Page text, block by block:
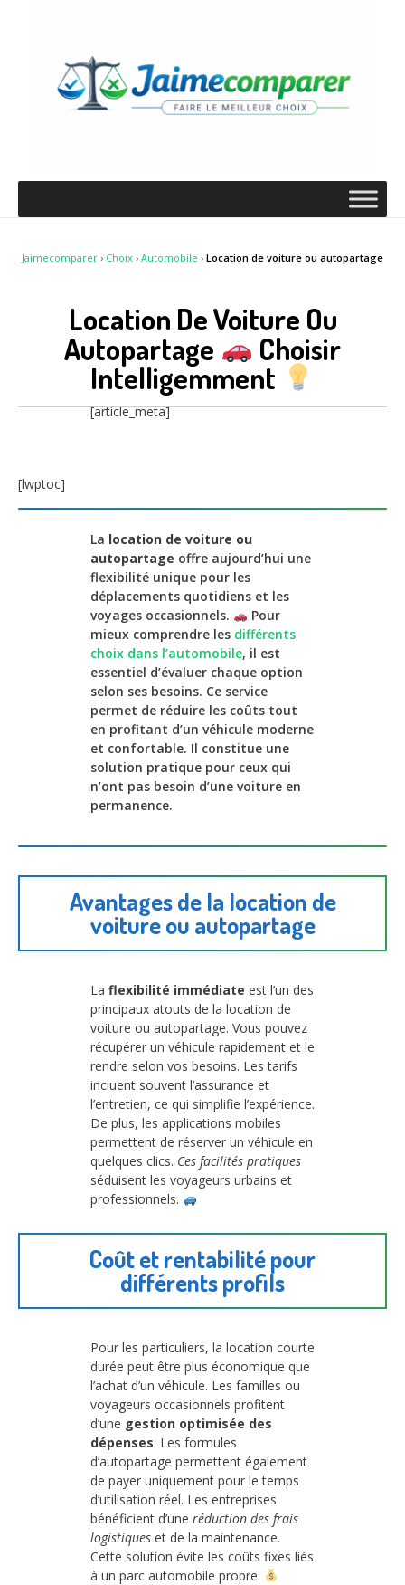
Jaimecomparer › Choix › Automobile › Location de voiture ou autopartage
Location De Voiture Ou
Autopartage
Choisir
Intelligemment
[article_meta]
[lwptoc]
La location de voiture ou
autopartage offre aujourd’hui une
flexibilité unique pour les
déplacements quotidiens et les
voyages occasionnels.
Pour
mieux comprendre les différents
choix dans l’automobile, il est
essentiel d’évaluer chaque option
selon ses besoins. Ce service
permet de réduire les coûts tout
en profitant d’un véhicule moderne
et confortable. Il constitue une
solution pratique pour ceux qui
n’ont pas besoin d’une voiture en
permanence.
Avantages de la location de
voiture ou autopartage
La flexibilité immédiate est l’un des
principaux atouts de la location de
voiture ou autopartage. Vous pouvez
récupérer un véhicule rapidement et le
rendre selon vos besoins. Les tarifs
incluent souvent l’assurance et
l’entretien, ce qui simplifie l’expérience.
De plus, les applications mobiles
permettent de réserver un véhicule en
quelques clics. Ces facilités pratiques
séduisent les voyageurs urbains et
professionnels.
Coût et rentabilité pour
différents profils
Pour les particuliers, la location courte
durée peut être plus économique que
l’achat d’un véhicule. Les familles ou
voyageurs occasionnels profitent
d’une gestion optimisée des
dépenses. Les formules
d’autopartage permettent également
de payer uniquement pour le temps
d’utilisation réel. Les entreprises
bénéficient d’une réduction des frais
logistiques et de la maintenance.
Cette solution évite les coûts fixes liés
à un parc automobile propre.